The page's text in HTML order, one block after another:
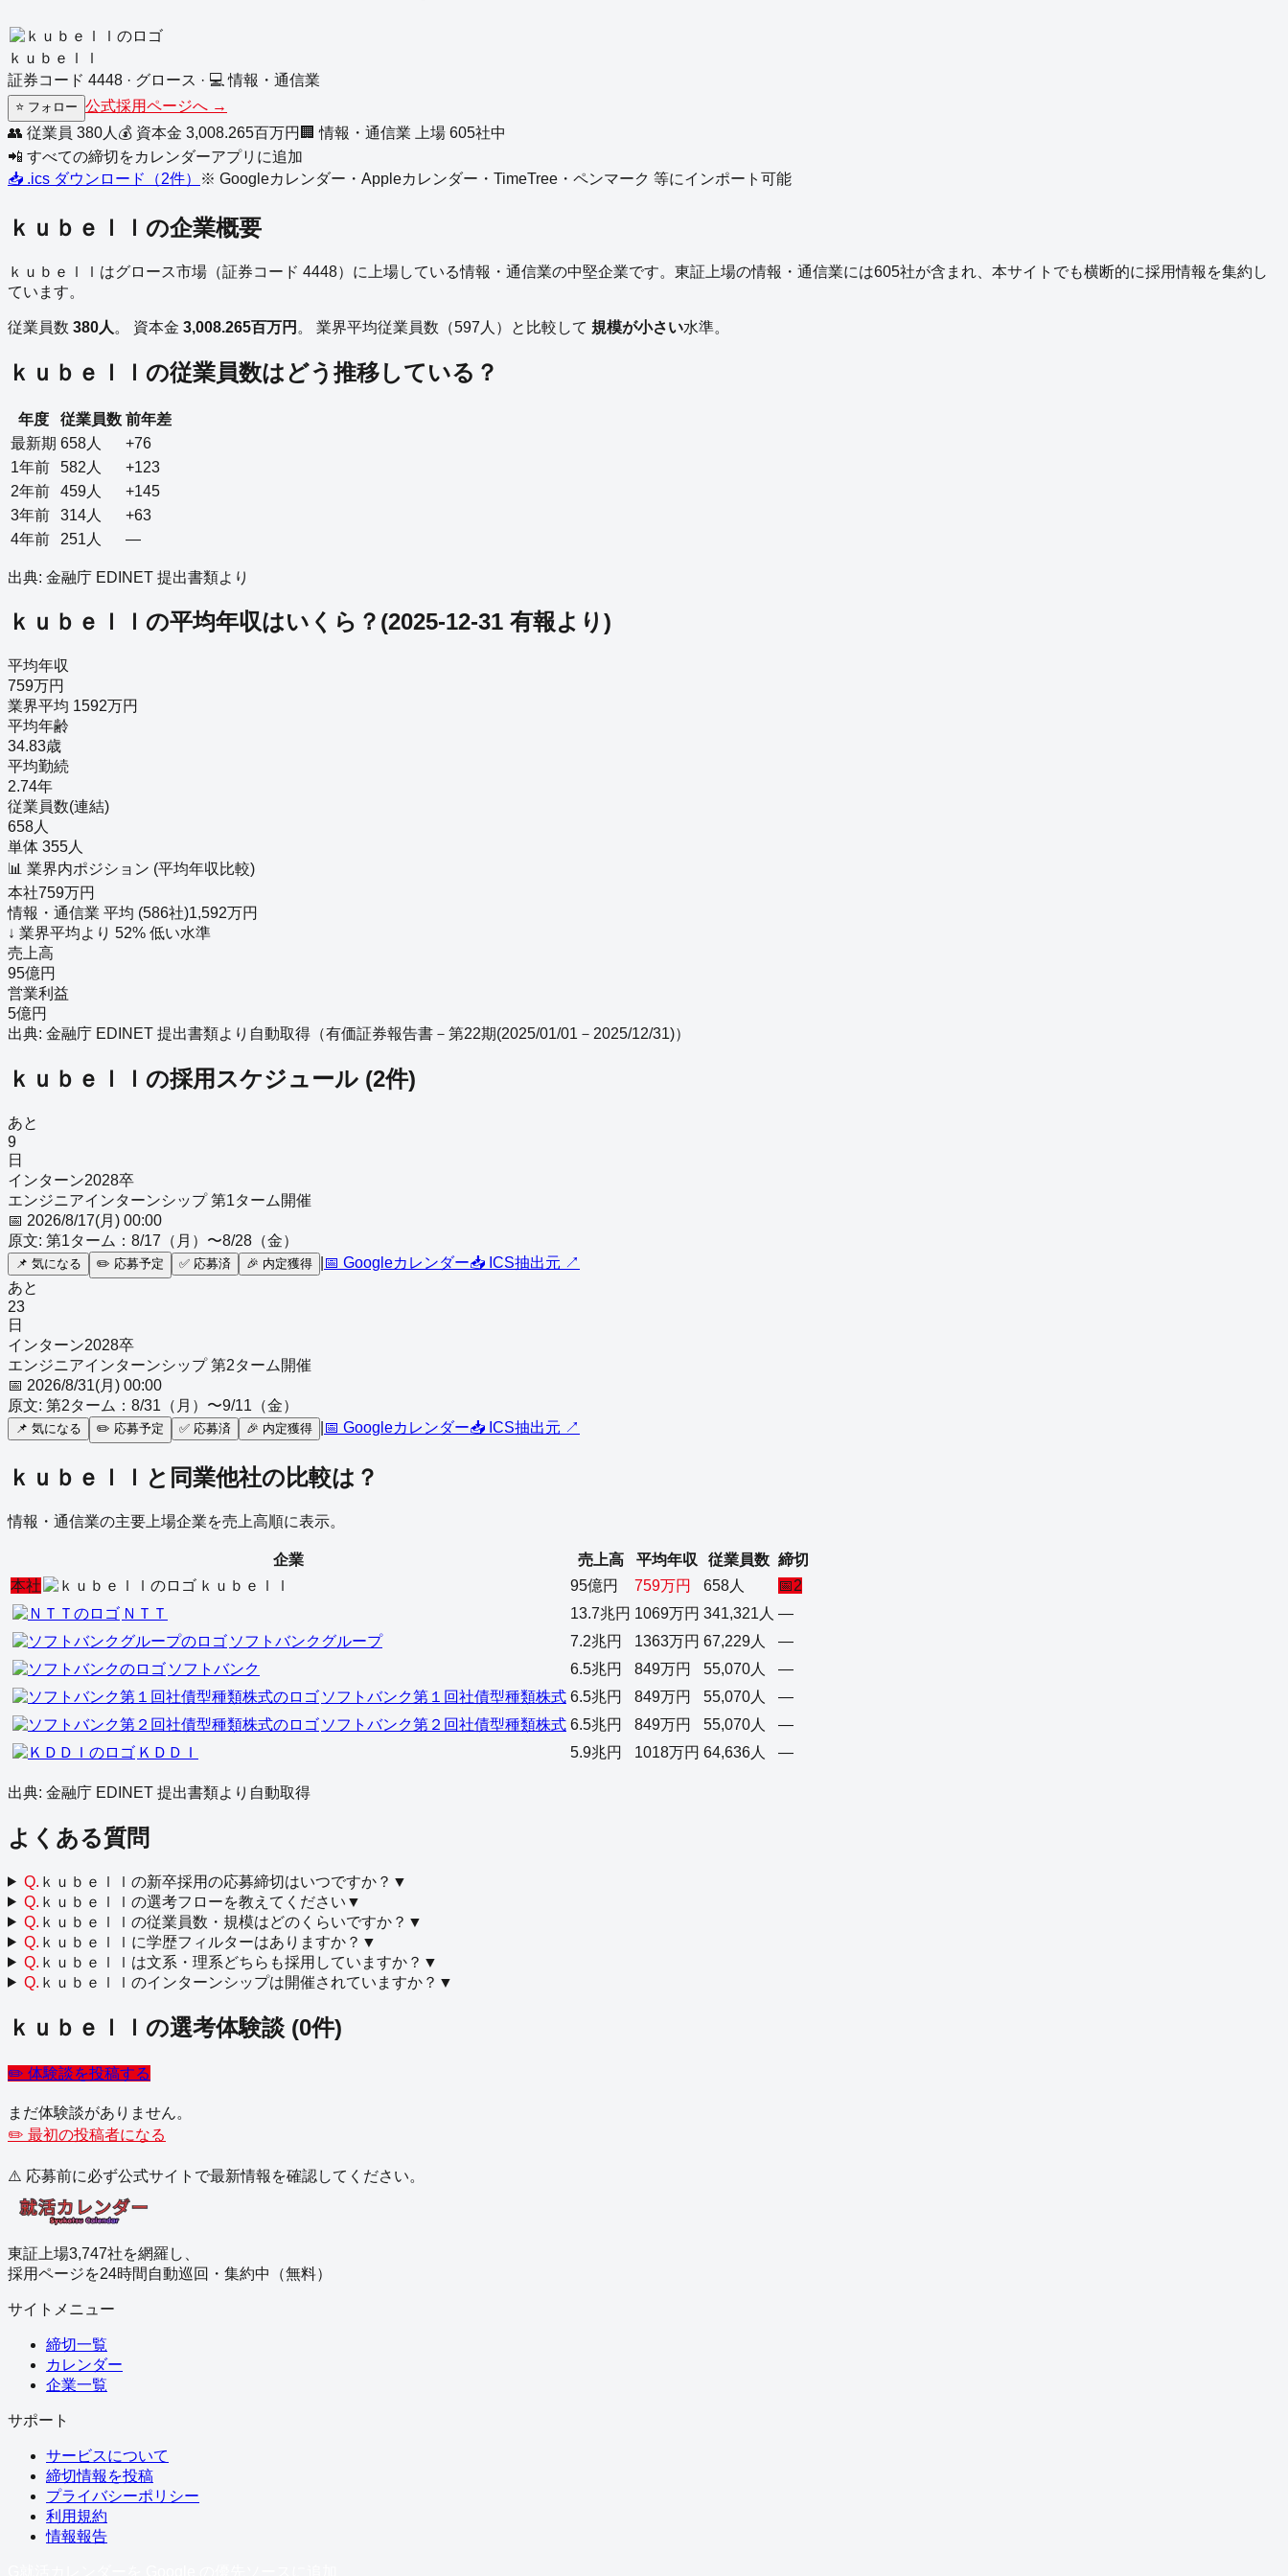
ｋｕｂｅｌｌ
証券コード 4448 · グロース · 💻 情報・通信業
⭐ フォロー 公式採用ページへ →
👥 従業員 380人 💰 資本金 3,008.265百万円 🏢情報・通信業 上場 605社中
📲 すべての締切をカレンダーアプリに追加
📥 .ics ダウンロード（2件） ※ Googleカレンダー・Appleカレンダー・TimeTree・ペンマーク 等にインポート可能
ｋｕｂｅｌｌ の企業概要
ｋｕｂｅｌｌ はグロース市場（証券コード 4448）に上場している情報・通信業の中堅企業です。 東証上場の情報・通信業には605社が含まれ、本サイトでも横断的に採用情報を集約し
ています。
従業員数 380人 。 資本金 3,008.265百万円 。 業界平均従業員数（597 人）と比較して 規模が小さい水準。
ｋｕｂｅｌｌ の従業員数はどう推移している？
年度 従業員数 前年差
最新期 658人
+76
1年前
582 人
+123
2年前
459人
+145
3年前
314人
+63
4年前
251 人 —
出典: 金融庁 EDINET 提出書類より
ｋｕｂｅｌｌ の平均年収はいくら？ (2025-12-31 有報より)
平均年収
759万円
業界平均 1592万円
平均年齢
34.83歳
平均勤続
2.74年
従業員数(連結)
658人
単体 355人
📊 業界内ポジション (平均年収比較)
本社759万円
情報・通信業 平均 (586社)1,592万円
↓ 業界平均より 52% 低い水準
売上高
95億円
営業利益
5億円
出典: 金融庁 EDINET 提出書類より自動取得（有価証券報告書－第22期(2025/01/01－2025/12/31)）
ｋｕｂｅｌｌ の採用スケジュール (2件)
あと
9
日
インターン2028卒
エンジニアインターンシップ 第1ターム開催
📅 2026/8/17(月) 00:00
原文: 第1ターム：8/17（月）〜8/28（金）
📌 気になる ✏️ 応募予定 ✅ 応募済 🎉 内定獲得 📅 Googleカレンダー📥 ICS抽出元 ↗
あと
23
日
インターン2028卒
エンジニアインターンシップ 第2ターム開催
📅 2026/8/31(月) 00:00
原文: 第2ターム：8/31（月）〜9/11（金）
📌 気になる ✏️ 応募予定 ✅ 応募済 🎉 内定獲得 📅 Googleカレンダー📥 ICS抽出元 ↗
ｋｕｂｅｌｌ と同業他社の比較は？
情報・通信業の主要上場企業を売上高順に表示。
企業 売上高 平均年収 従業員数 締切
本社
ｋｕｂｅｌｌ 95億円 759万円 658人 📅2
ＮＴＴ
13.7兆円 1069万円 341,321人 —
ソフトバンクグループ
7.2兆円 1363万円 67,229人
—
ソフトバンク
6.5兆円 849万円 55,070人
—
ソフトバンク第１回社債型種類株式 6.5兆円 849万円 55,070人
—
ソフトバンク第２回社債型種類株式 6.5兆円 849万円 55,070人
—
ＫＤＤＩ
5.9兆円 1018万円 64,636人 —
出典: 金融庁 EDINET 提出書類より自動取得
よくある質問
Q. ｋｕｂｅｌｌの新卒採用の応募締切はいつですか？ ▼
Q. ｋｕｂｅｌｌの選考フローを教えてください ▼
Q. ｋｕｂｅｌｌの従業員数・規模はどのくらいですか？ ▼
Q. ｋｕｂｅｌｌに学歴フィルターはありますか？ ▼
Q. ｋｕｂｅｌｌは文系・理系どちらも採用していますか？ ▼
Q. ｋｕｂｅｌｌのインターンシップは開催されていますか？ ▼
ｋｕｂｅｌｌ の選考体験談 (0件)
✏️ 体験談を投稿する
まだ体験談がありません。
✏️ 最初の投稿者になる
⚠️ 応募前に必ず公式サイトで最新情報を確認してください。
東証上場3,747社を網羅し、
採用ページを24時間自動巡回・集約中（無料）
サイトメニュー
締切一覧
カレンダー
企業一覧
サポート
サービスについて
締切情報を投稿
プライバシーポリシー
利用規約
情報報告